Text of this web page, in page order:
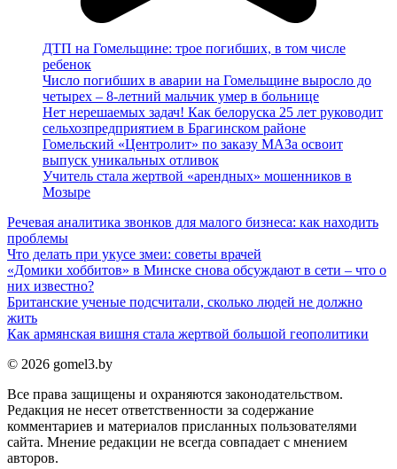
ДТП на Гомельщине: трое погибших, в том числе
ребенок
Число погибших в аварии на Гомельщине выросло до
четырех – 8-летний мальчик умер в больнице
Нет нерешаемых задач! Как белоруска 25 лет руководит
сельхозпредприятием в Брагинском районе
Гомельский «Центролит» по заказу МАЗа освоит
выпуск уникальных отливок
Учитель стала жертвой «арендных» мошенников в
Мозыре
Речевая аналитика звонков для малого бизнеса: как находить
проблемы
Что делать при укусе змеи: советы врачей
«Домики хоббитов» в Минске снова обсуждают в сети – что о
них известно?
Британские ученые подсчитали, сколько людей не должно
жить
Как армянская вишня стала жертвой большой геополитики
© 2026 gomel3.by
Все права защищены и охраняются законодательством.
Редакция не несет ответственности за содержание
комментариев и материалов присланных пользователями
сайта. Мнение редакции не всегда совпадает с мнением
авторов.